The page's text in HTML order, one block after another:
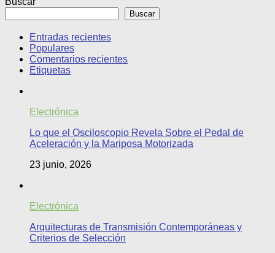
Buscar
Entradas recientes
Populares
Comentarios recientes
Etiquetas
Electrónica
Lo que el Osciloscopio Revela Sobre el Pedal de
Aceleración y la Mariposa Motorizada
23 junio, 2026
Electrónica
Arquitecturas de Transmisión Contemporáneas y
Criterios de Selección